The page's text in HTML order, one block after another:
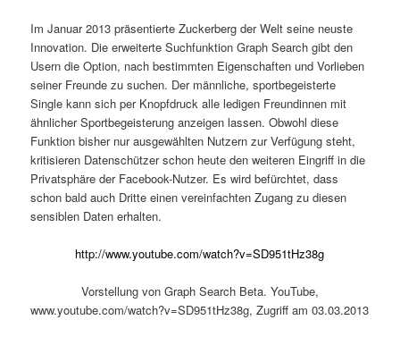
Im Januar 2013 präsentierte Zuckerberg der Welt seine neuste
Innovation. Die erweiterte Suchfunktion Graph Search gibt den
Usern die Option, nach bestimmten Eigenschaften und Vorlieben
seiner Freunde zu suchen. Der männliche, sportbegeisterte
Single kann sich per Knopfdruck alle ledigen Freundinnen mit
ähnlicher Sportbegeisterung anzeigen lassen. Obwohl diese
Funktion bisher nur ausgewählten Nutzern zur Verfügung steht,
kritisieren Datenschützer schon heute den weiteren Eingriff in die
Privatsphäre der Facebook-Nutzer. Es wird befürchtet, dass
schon bald auch Dritte einen vereinfachten Zugang zu diesen
sensiblen Daten erhalten.
http://www.youtube.com/watch?v=SD951tHz38g
Vorstellung von Graph Search Beta. YouTube,
www.youtube.com/watch?v=SD951tHz38g, Zugriff am 03.03.2013